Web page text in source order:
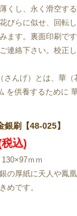
くし、永く滑空す
びらに似せ、回転
ます。裏面印刷で
連絡下さい。校正
さんげ）とは、華
を供養するために
銀刷【48-025】
込)
ｍｍ
の厚紙に天人や鳳
めです。